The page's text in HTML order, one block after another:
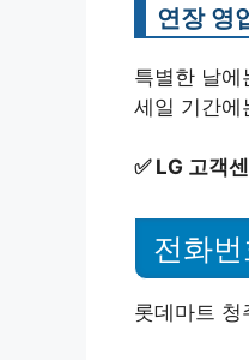
연장 영
특별한 날
세일 기간에
✅ LG 고객
전화
롯데마트